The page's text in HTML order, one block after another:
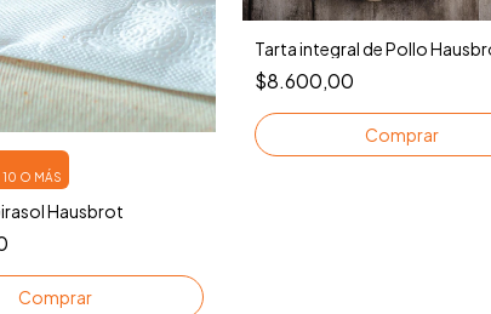
O MÁS
Hausbrot
Tarta integral de Pollo
$8.600,00